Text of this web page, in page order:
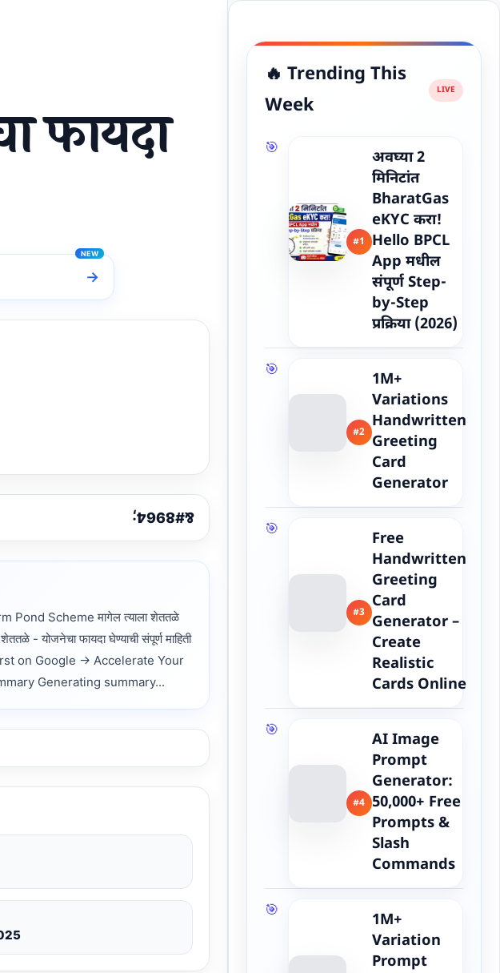
फायदा
→
Scheme मागेल त्याला शेततळे
- योजनेचा फायदा घेण्याची संपूर्ण माहिती
on Google → Accelerate Your
Generating summary...
🔥 Trending This
Week
#1
अवघ्या 2
मिनिटांत
BharatGas
eKYC करा!
Hello BPCL
App मधील
संपूर्ण Step-
by-Step
प्रक्रिया (2026)
#2
1M+
Variations
Handwritten
Greeting
Card
Generator
#3
Free
Handwritten
Greeting
Card
Generator –
Create
Realistic
Cards Online
#4
AI Image
Prompt
Generator:
50,000+ Free
Prompts &
Slash
Commands
1M+
Variation
Prompt